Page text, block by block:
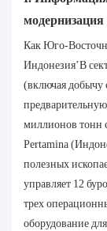
модернизация
Как Юго-
Индонезия’В
(включая добычу
миллионов тонн
Pertamina
полезных
управляет 12
трех
оборудование